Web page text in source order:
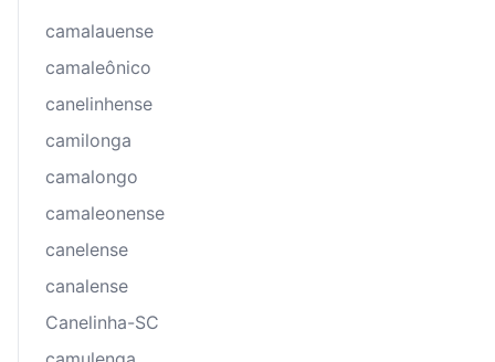
camalauense
camaleônico
canelinhense
camilonga
camalongo
camaleonense
canelense
canalense
Canelinha-SC